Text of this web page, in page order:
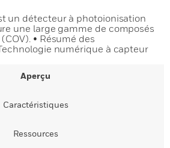
un détecteur à photoionisation
une large gamme de composés
• Résumé des
numérique à capteur
Aperçu
Caractéristiques
Ressources